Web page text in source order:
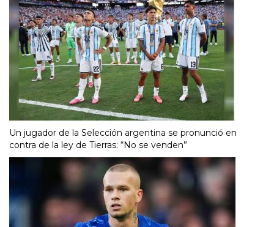
Un jugador de la Selección argentina se pronunció en
contra de la ley de Tierras: “No se venden”